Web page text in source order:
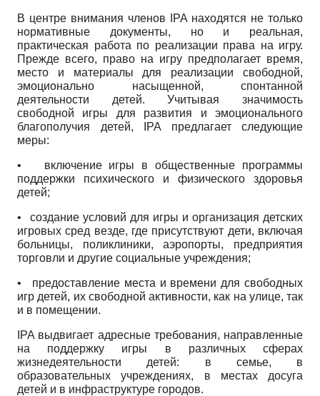
В центре внимания членов IPA находятся не только
нормативные документы, но и реальная,
практическая работа по реализации права на игру.
Прежде всего, право на игру предполагает время,
место и материалы для реализации свободной,
эмоционально насыщенной, спонтанной
деятельности детей. Учитывая значимость
свободной игры для развития и эмоционального
благополучия детей,
IPA
предлагает следующие
меры:
•
включение игры в общественные программы
поддержки психического и физического здоровья
детей;
•
создание условий для игры и организация детских
игровых сред везде, где присутствуют дети, включая
больницы, поликлиники, аэропорты, предприятия
торговли и другие социальные учреждения;
•
предоставление места и времени для свободных
игр детей, их свободной активности, как на улице, так
и в помещении.
IPA выдвигает адресные требования, направленные
на поддержку игры в различных сферах
жизнедеятельности детей: в семье, в
образовательных учреждениях, в местах досуга
детей и в инфраструктуре городов.